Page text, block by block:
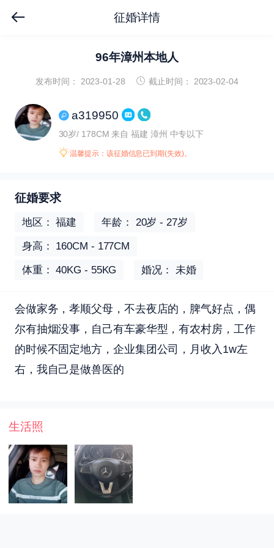
征婚详情
96年漳州本地人
发布时间： 2023-01-28 截止时间： 2023-02-04
a319950
30岁/ 178CM 来自 福建 漳州 中专以下
温馨提示：该征婚信息已到期(失效)。
征婚要求
地区： 福建 年龄： 20岁 - 27岁
身高： 160CM - 177CM
体重： 40KG - 55KG 婚况： 未婚
会做家务，孝顺父母，不去夜店的，脾气好点，偶
尔有抽烟没事，自己有车豪华型，有农村房，工作
的时候不固定地方，企业集团公司，月收入1w左
右，我自己是做兽医的
生活照